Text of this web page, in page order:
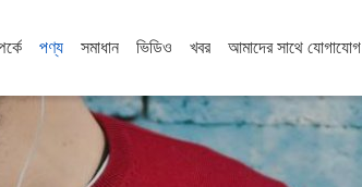
পণ্য সমাধান ভিডিও খবর আমাদের সাথে যোগাযোগ